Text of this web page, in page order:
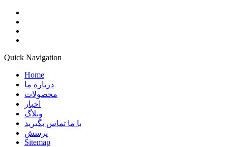
Quick Navigation
Home
درباره ما
محصولات
اخبار
وبلاگ
با ما تماس بگیرید
پرسش
Sitemap